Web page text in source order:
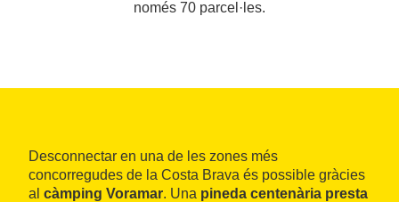
només 70 parcel·les.
Desconnectar en una de les zones més
concorregudes de la Costa Brava és possible gràcies
al càmping Voramar. Una pineda centenària presta